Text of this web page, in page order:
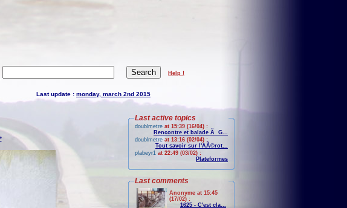
Help !
Last update : monday, march 2nd 2015
Last active topics
doublmetre at 15:39 (16/04) :
Rencontre et balade Ã G...
doublmetre at 13:16 (02/04) :
Tout savoir sur l'AÃ©rot...
plabeyr1 at 22:49 (03/02) :
Plateformes
Last comments
Anonyme at 15:45
(17/02) :
1625 - C'est cla...